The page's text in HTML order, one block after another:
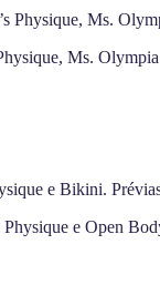
Physique, Ms.
Ms.
e Bikini.
e Open